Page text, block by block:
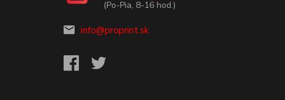
(Po-Pia, 8-16 hod.)
info@proprint.sk